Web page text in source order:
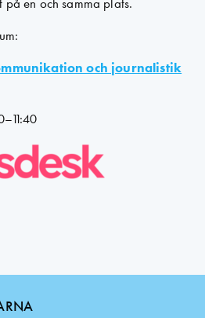
och journalistik